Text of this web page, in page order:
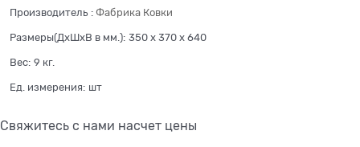
Производитель : Фабрика Ковки
Размеры(ДхШхВ в мм.): 350 x 370 x 640
Вес: 9 кг.
Ед. измерения: шт
Свяжитесь с нами насчет цены